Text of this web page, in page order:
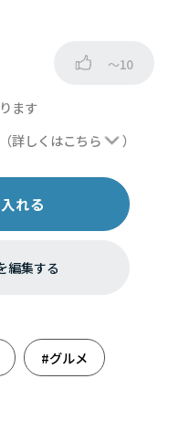
～10
ます
詳しくはこちら ）
れる
編集する
#グルメ